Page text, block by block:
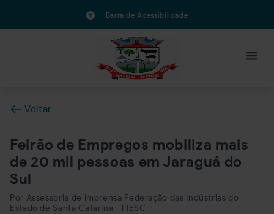
Barra de Acessibilidade
Voltar
Feirão de Empregos mobiliza mais
de 20 mil pessoas em Jaraguá do
Sul
Por Assessoria de Imprensa Federação das Indústrias do
Estado de Santa Catarina - FIESC